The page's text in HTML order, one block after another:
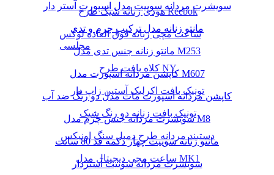
هودی زنانه شیک طرح Reebok
ساعت مچی زنانه فوق العاده لوکس
مجلسی
کلاه بافت طرح NY
تونیک بافت اکرلیک آستین زاپ دار
تونیک بافت زنانه دو رنگ شیک
دستبند مردانه طرح دمبل سنگ اونیکس
ساعت مچی دیجیتال مدل MK1
سویشرت مردانه سوییت مدل اسپورت آستر دار
مانتو زنانه مدل ترکیب چرم و تدی
مانتو زنانه جنس تدی مدل M253
کاپشن مردانه اسپورت مدل M607
کاپشن مردانه اسپورت مات مدل دو رنگ ضد آب
سویشرت مردانه جنس چرم مدل M8
مانتو زنانه سوییت چهار دکمه قد 80 سانت
سویشرت مردانه سوییت آستردار